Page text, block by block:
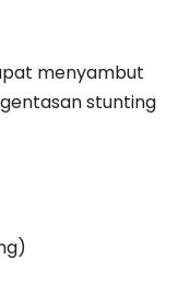
menyambut
stunting